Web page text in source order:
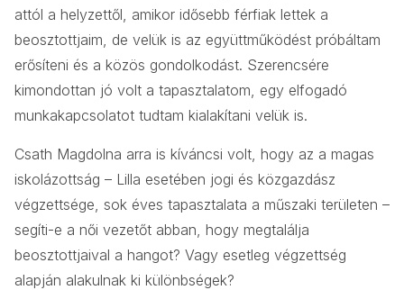
attól a helyzettől, amikor idősebb férfiak lettek a
beosztottjaim, de velük is az együttműködést próbáltam
erősíteni és a közös gondolkodást. Szerencsére
kimondottan jó volt a tapasztalatom, egy elfogadó
munkakapcsolatot tudtam kialakítani velük is.
Csath Magdolna arra is kíváncsi volt, hogy az a magas
iskolázottság – Lilla esetében jogi és közgazdász
végzettsége, sok éves tapasztalata a műszaki területen –
segíti-e a női vezetőt abban, hogy megtalálja
beosztottjaival a hangot? Vagy esetleg végzettség
alapján alakulnak ki különbségek?